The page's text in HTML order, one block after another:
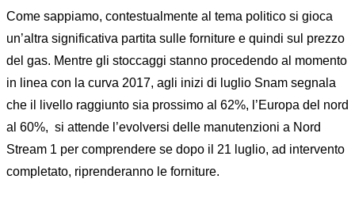
Come sappiamo, contestualmente al tema politico si gioca
un’altra significativa partita sulle forniture e quindi sul prezzo
del gas. Mentre gli stoccaggi stanno procedendo al momento
in linea con la curva 2017, agli inizi di luglio Snam segnala
che il livello raggiunto sia prossimo al 62%, l’Europa del nord
al 60%, si attende l’evolversi delle manutenzioni a Nord
Stream 1 per comprendere se dopo il 21 luglio, ad intervento
completato, riprenderanno le forniture.